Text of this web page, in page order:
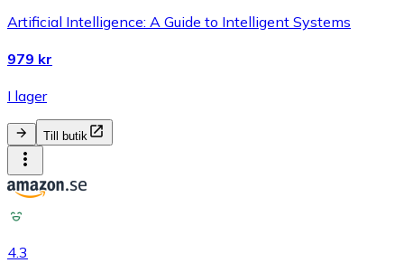
Artificial Intelligence: A Guide to Intelligent Systems
979 kr
I lager
Till butik
4.3